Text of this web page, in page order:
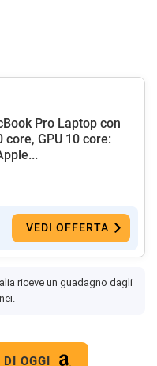
Pro Laptop con
core, GPU 10 core:
VEDI OFFERTA
riceve un guadagno dagli
OGGI